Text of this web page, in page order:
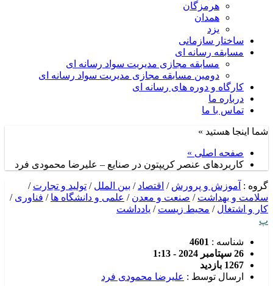
هرمزگان
همدان
یزد
ساختار سازمانی
مسابقه رسانه ای
مسابقه مجازی مدیریت سواد رسانه ای
دومین مسابقه مجازی مدیریت سواد رسانه ای
کارگاه و دوره های رسانه ای
درباره ما
تماس با ما
شما اینجا هستید »
صفحه اصلی »
کاربردهای عنصر کریپتون در صنایع – علیرضا محمودی فرد
گروه : آموزش و پرورش / اقتصاد / بین الملل / تولید و تجارت /
سلامت و بهداشت / صنعت و معدن / علمی و دانشگاه ها / فناوری /
کار و اشتغال / محیط زیست / یادداشت
پ
شناسه : 4601
26 سپتامبر 2024 - 1:13
1267 بازدید
ارسال توسط : علیرضا محمودی فرد